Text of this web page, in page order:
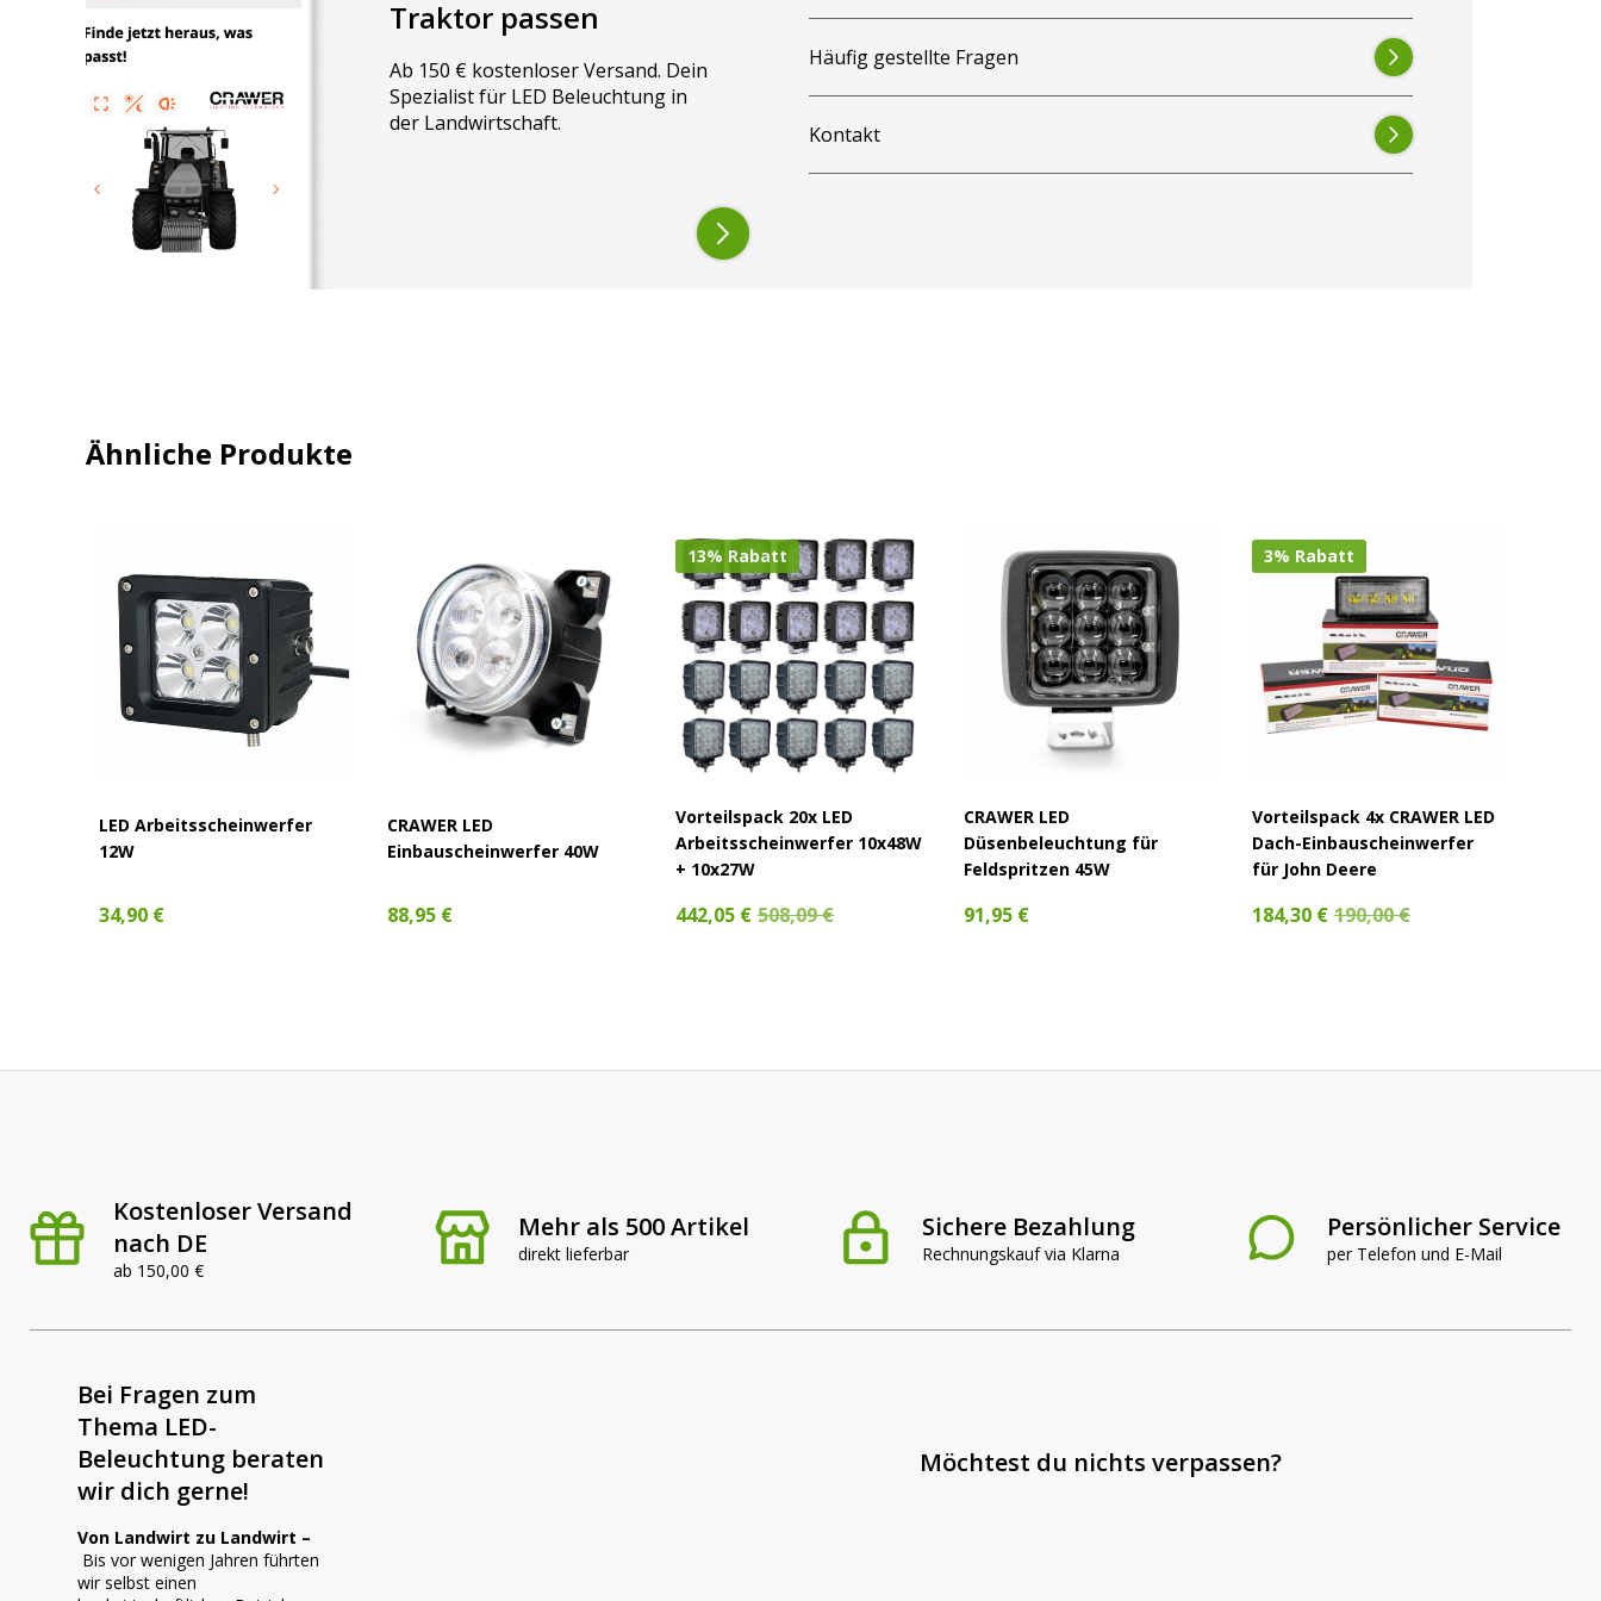
Traktor passen
Ab 150 € kostenloser Versand. Dein
Spezialist für LED Beleuchtung in
der Landwirtschaft.
Häufig gestellte Fragen
Kontakt
Ähnliche Produkte
LED Arbeitsscheinwerfer
12W
34,90 €
CRAWER LED
Einbauscheinwerfer 40W
88,95 €
13% Rabatt
Vorteilspack 20x LED
Arbeitsscheinwerfer 10x48W
+ 10x27W
442,05 € 508,09 €
CRAWER LED
Düsenbeleuchtung für
Feldspritzen 45W
91,95 €
3% Rabatt
Vorteilspack 4x CRAWER LED
Dach-Einbauscheinwerfer
für John Deere
184,30 € 190,00 €
Kostenloser Versand
nach DE
ab 150,00 €
Mehr als 500 Artikel
direkt lieferbar
Sichere Bezahlung
Rechnungskauf via Klarna
Persönlicher Service
per Telefon und E-Mail
Bei Fragen zum
Thema LED-
Beleuchtung beraten
wir dich gerne!
Von Landwirt zu Landwirt –
Bis vor wenigen Jahren führten
wir selbst einen
Möchtest du nichts verpassen?